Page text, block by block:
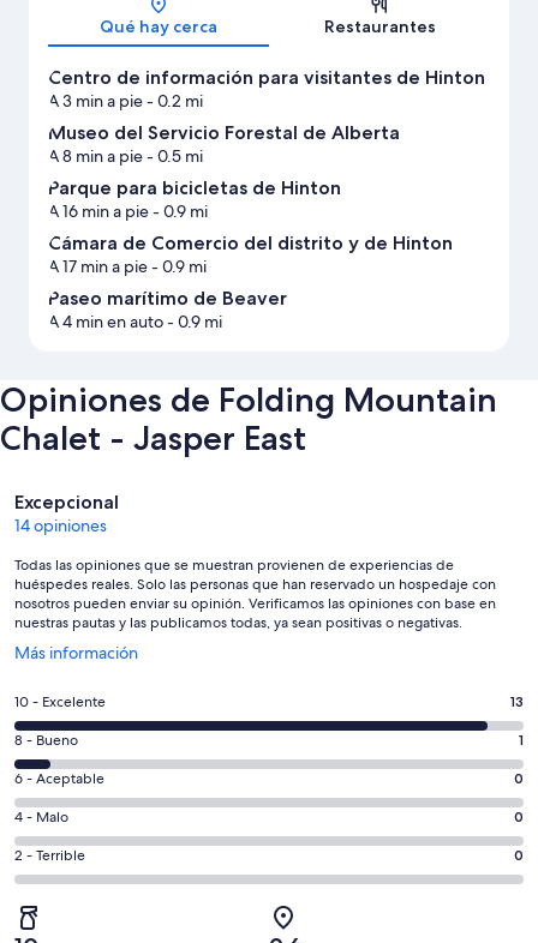
Qué hay cerca Restaurantes
Centro de información para visitantes de Hinton
A 3 min a pie- 0.2 mi
Museo del Servicio Forestal de Alberta
A 8 min a pie- 0.5 mi
Parque para bicicletas de Hinton
A 16 min a pie- 0.9 mi
Cámara de Comercio del distrito y de Hinton
A 17 min a pie- 0.9 mi
Paseo marítimo de Beaver
A 4 min en auto- 0.9 mi
Opiniones de Folding Mountain
Chalet - Jasper East
Opiniones
Excepcional
14 opiniones
Todas las opiniones que se muestran provienen de experiencias de
huéspedes reales. Solo las personas que han reservado un hospedaje con
nosotros pueden enviar su opinión. Verificamos las opiniones con base en
nuestras pautas y las publicamos todas, ya sean positivas o negativas.
Más información
Se
en
una
nueva
ventana
Puntuación
de
10,
es
decir,
Excelente.
Basada
en
13
de
10 - Excelente 13
Puntuación
de
8,
es
decir,
Bueno.
en
8 - Bueno 1
Puntuación
de
6,
es
decir,
Aceptable.
Basada
6 - Aceptable 0
Puntuación
de
4,
decir,
4 - Malo 0
Puntuación
de
2,
es
2 - Terrible 0